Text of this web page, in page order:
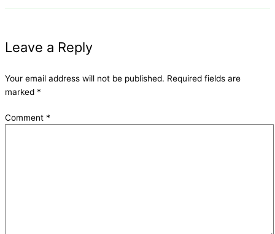
Leave a Reply
Your email address will not be published. Required fields are
marked *
Comment *